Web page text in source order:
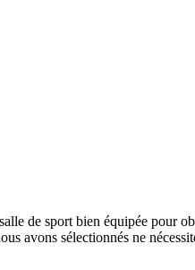
de sport bien équipée pour
avons sélectionnés ne